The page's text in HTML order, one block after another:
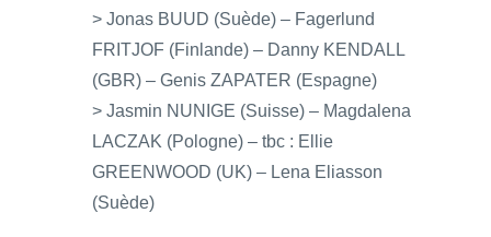
> Jonas BUUD (Suède) – Fagerlund
FRITJOF (Finlande) – Danny KENDALL
(GBR) – Genis ZAPATER (Espagne)
> Jasmin NUNIGE (Suisse) – Magdalena
LACZAK (Pologne) – tbc : Ellie
GREENWOOD (UK) – Lena Eliasson
(Suède)